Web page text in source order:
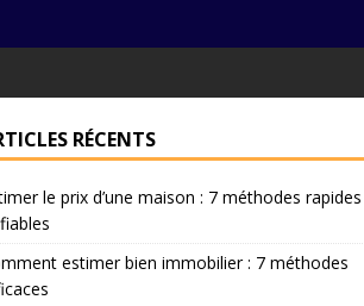
RÉCENTS
le prix d’une maison : 7 méthodes rapides
estimer bien immobilier : 7 méthodes